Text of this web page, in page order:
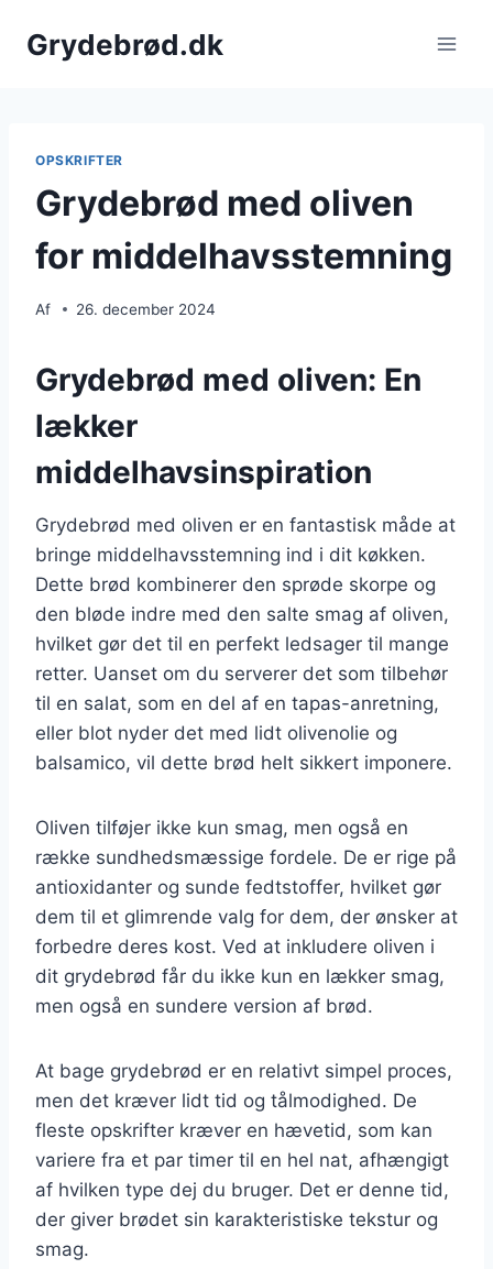
Grydebrød.dk
OPSKRIFTER
Grydebrød med oliven
for middelhavsstemning
Af 26. december 2024
Grydebrød med oliven: En
lækker
middelhavsinspiration
Grydebrød med oliven er en fantastisk måde at
bringe middelhavsstemning ind i dit køkken.
Dette brød kombinerer den sprøde skorpe og
den bløde indre med den salte smag af oliven,
hvilket gør det til en perfekt ledsager til mange
retter. Uanset om du serverer det som tilbehør
til en salat, som en del af en tapas-anretning,
eller blot nyder det med lidt olivenolie og
balsamico, vil dette brød helt sikkert imponere.
Oliven tilføjer ikke kun smag, men også en
række sundhedsmæssige fordele. De er rige på
antioxidanter og sunde fedtstoffer, hvilket gør
dem til et glimrende valg for dem, der ønsker at
forbedre deres kost. Ved at inkludere oliven i
dit grydebrød får du ikke kun en lækker smag,
men også en sundere version af brød.
At bage grydebrød er en relativt simpel proces,
men det kræver lidt tid og tålmodighed. De
fleste opskrifter kræver en hævetid, som kan
variere fra et par timer til en hel nat, afhængigt
af hvilken type dej du bruger. Det er denne tid,
der giver brødet sin karakteristiske tekstur og
smag.